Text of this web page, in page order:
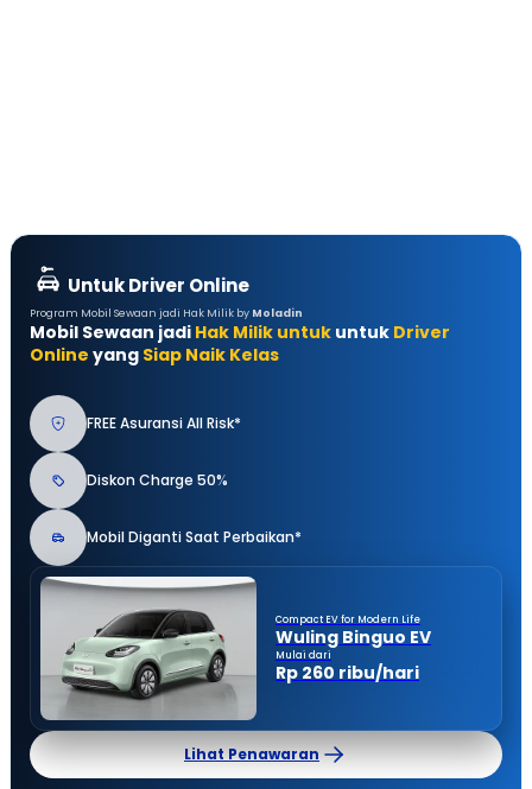
Untuk Driver Online
Program Mobil Sewaan jadi Hak Milik by Moladin
Mobil Sewaan jadi Hak Milik untuk untuk Driver
Online yang Siap Naik Kelas
FREE Asuransi All Risk*
Diskon Charge 50%
Mobil Diganti Saat Perbaikan*
Compact EV for Modern Life
Wuling Binguo EV
Mulai dari
Rp 260 ribu/hari
Lihat Penawaran